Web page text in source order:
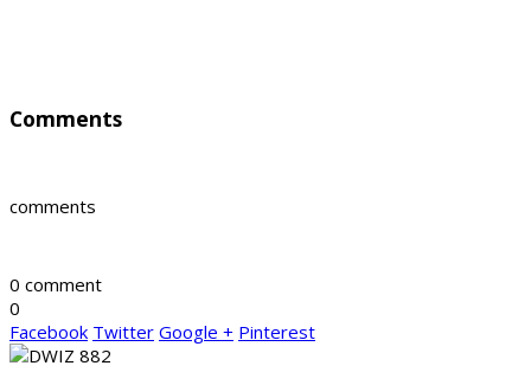
Comments
comments
0 comment
0
Facebook Twitter Google + Pinterest